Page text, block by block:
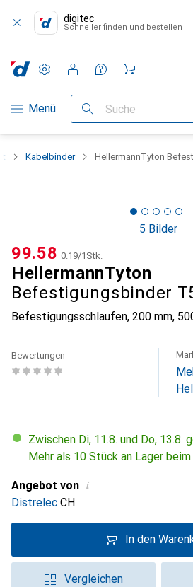
digitec
Schneller finden und bestellen
Navigation nach Kategorien
Menü Suche
Einstellungen
Kundenkonto
Vergleichslisten
Merklisten
Warenkorb
Kabelbinder HellermannTyton
5 Bilder
HellermannTyton
Befestigungsbinder
Befestigungsschlaufen, 200 mm,
CHF
99.58 CHF
0.19/1Stk.
Bewertungen
Zwischen Di, 11.8. und Do, 13.8.
Mehr als 10 Stück an Lager
Angebot von i
Distrelec CH
In den
Vergleichen